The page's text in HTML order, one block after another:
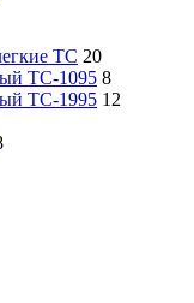
ТС 20
TC-1095 8
TC-1995 12